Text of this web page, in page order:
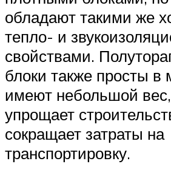
обладают такими же
тепло- и
свойствами.
блоки также просты в
имеют небольшой
упрощает
сокращает затраты на
транспортировку.